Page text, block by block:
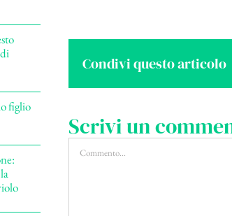
Condivi questo articolo
Scrivi un
Commento
figlio